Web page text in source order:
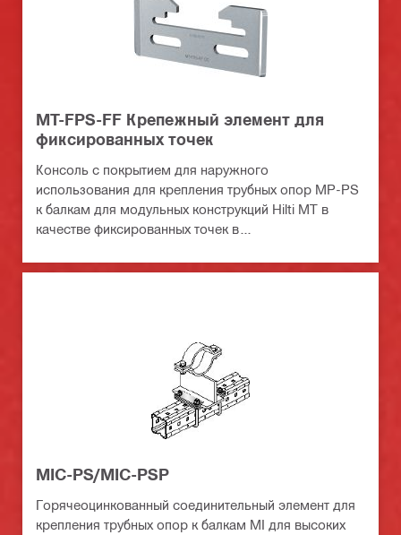
MT-FPS-FF Крепежный элемент для
фиксированных точек
Консоль с покрытием для наружного
использования для крепления трубных опор MP-PS
к балкам для модульных конструкций Hilti MT в
качестве фиксированных точек в
MIC-PS/MIC-PSP
Горячеоцинкованный соединительный элемент для
крепления трубных опор к балкам MI для высоких